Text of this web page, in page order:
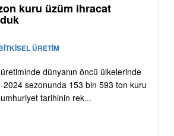
kuru üzüm ihracat
ÜRETİM
dünyanın öncü ülkelerinde
2024 sezonunda 153 bin 593 ton kuru
tarihinin rek...